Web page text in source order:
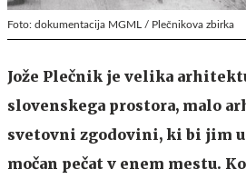
Foto: dokumentacija MGML / Plečnikova zbirka
Jože Plečnik je velika
slovenskega prostora, malo
svetovni zgodovini, ki bi jim
močan pečat v enem mestu.